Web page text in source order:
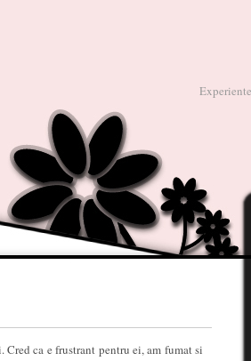
ca e frustrant pentru ei, am fumat si